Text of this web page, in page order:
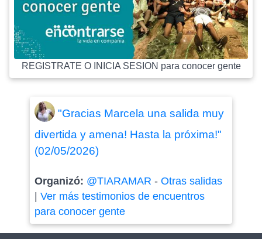
REGISTRATE O INICIA SESION para conocer gente
"Gracias Marcela una salida muy
divertida y amena! Hasta la próxima!"
(02/05/2026)
Organizó: @TIARAMAR - Otras salidas
Ver más testimonios de encuentros
para conocer gente